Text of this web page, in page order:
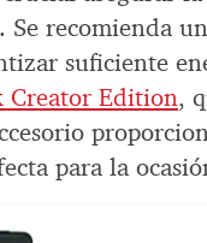
recomienda un
suficiente
Creator Edition,
para la